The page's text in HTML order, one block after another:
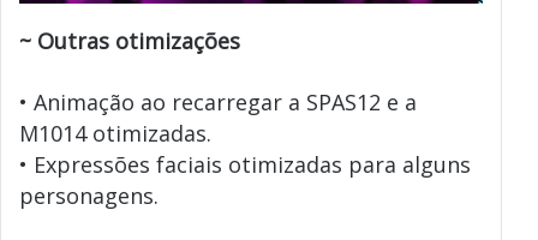
~ Outras otimizações
• Animação ao recarregar a SPAS12 e a
M1014 otimizadas.
• Expressões faciais otimizadas para alguns
personagens.